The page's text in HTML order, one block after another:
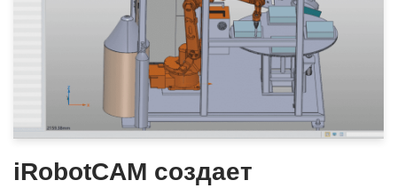
iRobotCAM создает